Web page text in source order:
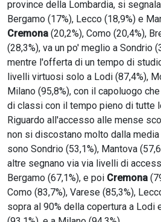
province della Lombardia, si
Bergamo (17%), Lecco (18,9%) e
Cremona (20,2%), Como (20,4%),
(28,3%), va un po' meglio a Sondrio
mentre l'offerta di un tempo di
livelli virtuosi solo a Lodi (87,4%),
Milano (95,8%), con il capoluogo
di classi con il tempo pieno di tutte
Riguardo all'accesso alle mense
non si discostano molto dalla media
sono Sondrio (53,1%), Mantova
altre segnano via via livelli di
Bergamo (67,1%), e poi Cremona
Como (83,7%), Varese (85,3%),
sopra al 90% della copertura a Lodi